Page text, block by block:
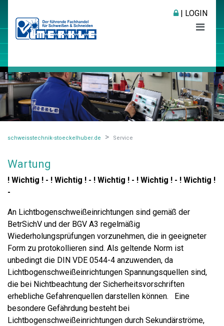
| LOGIN
schweisstechnik-stoeckelhuber.de Service
Wartung
! Wichtig ! - ! Wichtig ! - ! Wichtig ! - ! Wichtig ! - ! Wichtig !
-
An Lichtbogenschweißeinrichtungen sind gemäß der
BetrSichV und der BGV A3 regelmäßig
Wiederholungsprüfungen vorzunehmen, die in geeigneter
Form zu protokollieren sind. Als geltende Norm ist
unbedingt die DIN VDE 0544-4 anzuwenden, da
Lichtbogenschweißeinrichtungen Spannungsquellen sind,
die bei Nichtbeachtung der Sicherheitsvorschriften
erhebliche Gefahrenquellen darstellen können. Eine
besondere Gefährdung besteht bei
Lichtbogenschweißeinrichtungen durch Sekundärströme,